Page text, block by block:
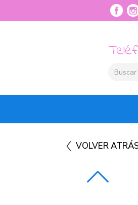
VOLVER